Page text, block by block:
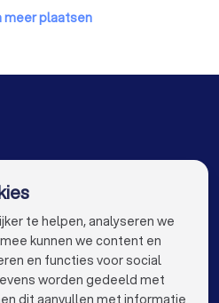
in Geffen
in Berlicum
in Sint-Oedenrode
in Amsterdam
in Rotterdam
in Den Haag
meer plaatsen
te helpen, analyseren we
kunnen we content en
en functies voor social
worden gedeeld met
dit aanvullen met informatie